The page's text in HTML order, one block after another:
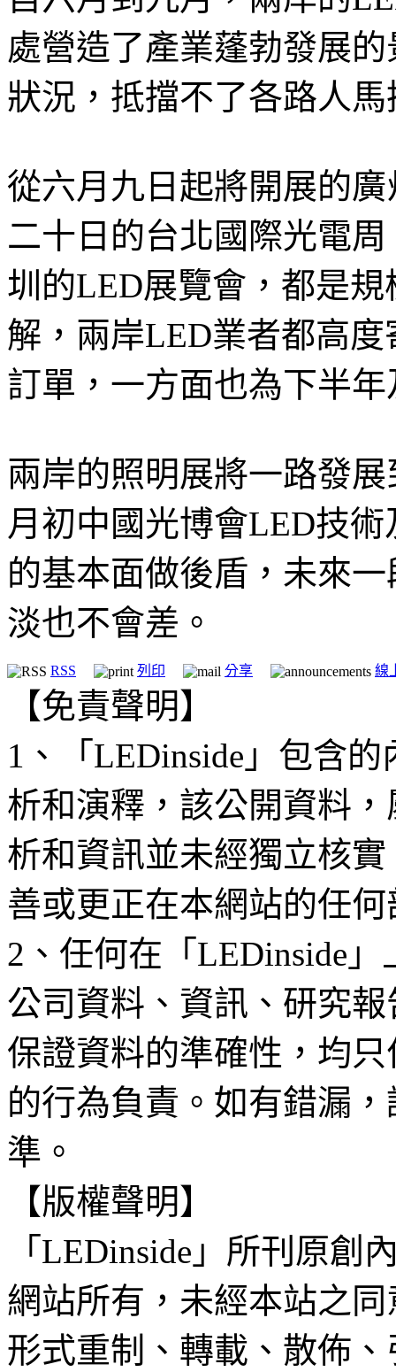
處營造了產業蓬勃發展
狀況，抵擋不了各路人
從六月九日起將開展的
二十日的台北國際光電
圳的LED展覽會，都是
解，兩岸LED業者都高
訂單，一方面也為下半
兩岸的照明展將一路發
月初中國光博會LED技
的基本面做後盾，未來
淡也不會差。
RSS 列印 分享 線
【免責聲明】
1、「LEDinside」包含
析和演釋，該公開資料
析和資訊並未經獨立核
善或更正在本網站的任
2、任何在「LEDinside
公司資料、資訊、研究
保證資料的準確性，均
的行為負責。如有錯漏
準。
【版權聲明】
「LEDinside」所刊原創
網站所有，未經本站之
形式重制、轉載、散佈